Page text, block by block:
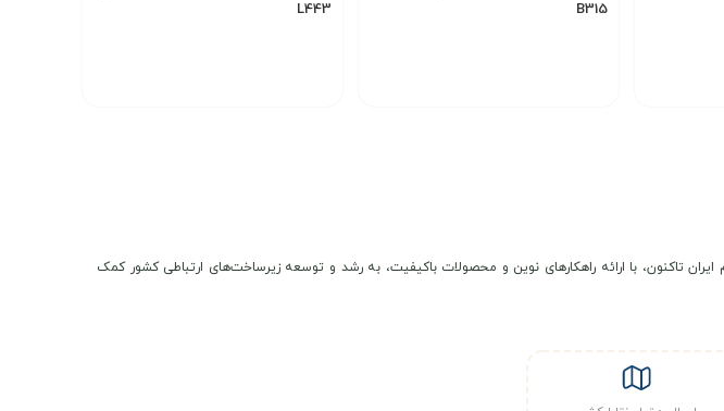
مودم مذکور از استاندارد Wi-Fi 6 (802.11ax) در هر دو باند 2.4GHz و 5GHz با پشتیبانی از فناوری MU-MIMO 4×4 بهره می‌برد که امکان اتصال همزمان تا 128 دستگاه را با حداکثر سرعت نظری 5.7 گیگابیت بر
B315
L443
تاکنون، با ارائه راهکارهای نوین و محصولات باکیفیت، به رشد و توسعه زیرساخت‌های ارتباطی کشور کمک